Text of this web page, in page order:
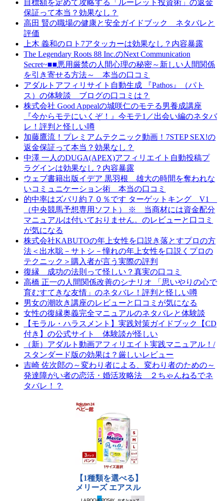
目標額を定めて攻略する「ルーレット投資術」の返金
保証って本当？効果なし？
高田 賢の職場の健康と安全ガイドブック ネタバレと
評価
上木 義和のロト7アタッカーは効果なし？内容暴露
The Legendary Roots 88 Inc.のNext Communication
Secret~■■悪用厳禁の人間心理の秘密～新しい人間関係
を引き寄せる方法～ 本当の口コミ
アダルトアフィリサイト自動生成 『Pathos』（パト
ス）の体験談 ブログの口コミは？
株式会社 Good Appealの城咲仁のモテる男養成講座
『今からモテにいくぞ！』今モテ1／出会い編のネタバ
レ！評判と怪しい噂
加藤鷹流！プレミアムテクニック動画！7STEP SEX!の
返金保証って本当？効果なし？
中澤 一人のDUGA(APEX)アフィリエイト自動投稿プ
ラグインは効果なし？内容暴露
ウェブ書籍出版イデア 黒羽根 雄大の時間を奪われな
いコミュニケーション術 本当の口コミ
的中率はズバリ約７０％です ターゲットキング V1
（中央競馬予想専用ソフト） ※ 当商材には資金配分
マニュアルは付いておりません。のレビューと口コミ
が気になる
株式会社KABUTOの年上女性を口説き落とすプロの方
法＜出水聡－サトシ－憧れの年上女性を口説くプロの
テクニック＞購入者が言う実際の評判
復縁 成功の法則って怪しい？真実の口コミ
高橋 正一の人間関係改善のシナリオ 「思いやりの心で
育むすてきな友情」のネタバレ！評判と怪しい噂
男女の潮吹き講座のレビューと口コミが気になる
女性の復縁奥義完全マニュアルのネタバレと体験談
【モラル・ハラスメント】実践対策ガイドブック【CD
付き】の公式サイト 体験談が怪しい
（新）アダルト動画アフィリエイト実践マニュアル！/
スタンダード版の効果は？厳しいレビュー
吉崎 佐次郎の～変わり者による、変わり者のための～
発達障がい者の恋活・婚活攻略法 ２ちゃんねるでネ
タバレ！？